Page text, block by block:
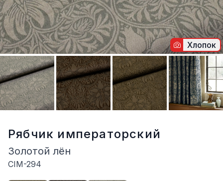
Хлопок
Рябчик императорский
Золотой лён
CIM-294